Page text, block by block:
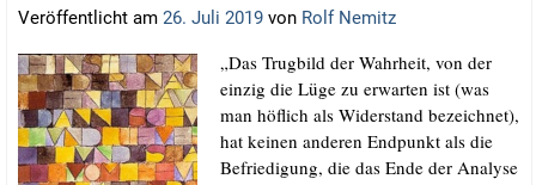
Veröffentlicht am 26. Juli 2019 von Rolf Nemitz
„Das Trug­bild der Wahr­heit, von der
ein­zig die Lüge zu erwar­ten ist (was
man höf­lich als Wider­stand bezeich­net),
hat kei­nen ande­ren End­punkt als die
Befrie­di­gung, die das Ende der Ana­ly­se